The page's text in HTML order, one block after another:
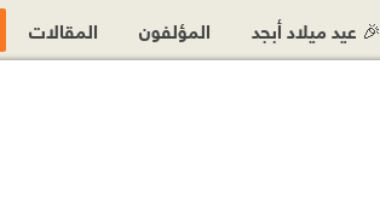
🎉 عيد ميلاد أبجد المؤلفون المقالات